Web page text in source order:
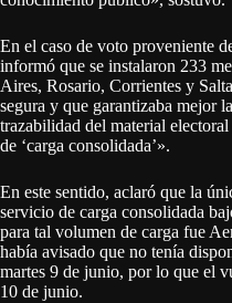
En el caso de voto proveniente
informó que se instalaron 233
Aires, Rosario, Corrientes y
segura y que garantizaba mejor
trazabilidad del material
de ‘carga consolidada’».
En este sentido, aclaró que la
servicio de carga consolidada
para tal volumen de carga fue
había avisado que no tenía
martes 9 de junio, por lo que el
10 de junio.